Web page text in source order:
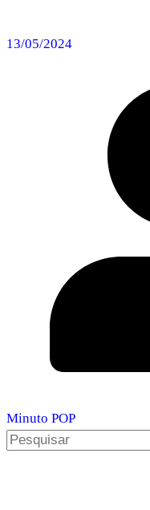
13/05/2024
Minuto POP